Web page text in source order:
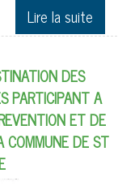
DES
PARTICIPANT A
ET DE
COMMUNE DE ST